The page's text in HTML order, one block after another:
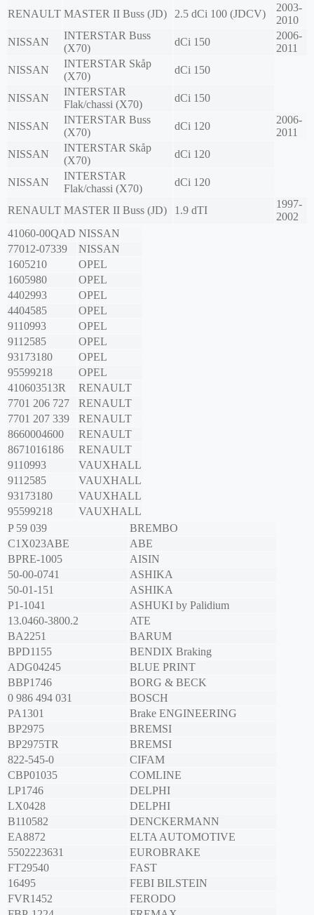
RENAULT MASTER II Buss (JD) 2.5 dCi 100 (JDCV)
2003-
2010
NISSAN
INTERSTAR Buss
(X70)
dCi 150
2006-
2011
NISSAN
INTERSTAR Skåp
(X70)
dCi 150
NISSAN
INTERSTAR
Flak/chassi (X70)
dCi 150
NISSAN
INTERSTAR Buss
(X70)
dCi 120
2006-
2011
NISSAN
INTERSTAR Skåp
(X70)
dCi 120
NISSAN
INTERSTAR
Flak/chassi (X70)
dCi 120
RENAULT MASTER II Buss (JD) 1.9 dTI
1997-
2002
41060-00QAD NISSAN
77012-07339
NISSAN
1605210
OPEL
1605980
OPEL
4402993
OPEL
4404585
OPEL
9110993
OPEL
9112585
OPEL
93173180
OPEL
95599218
OPEL
410603513R
RENAULT
7701 206 727
RENAULT
7701 207 339
RENAULT
8660004600
RENAULT
8671016186
RENAULT
9110993
VAUXHALL
9112585
VAUXHALL
93173180
VAUXHALL
95599218
VAUXHALL
P 59 039
BREMBO
C1X023ABE
ABE
BPRE-1005
AISIN
50-00-0741
ASHIKA
50-01-151
ASHIKA
P1-1041
ASHUKI by Palidium
13.0460-3800.2
ATE
BA2251
BARUM
BPD1155
BENDIX Braking
ADG04245
BLUE PRINT
BBP1746
BORG & BECK
0 986 494 031
BOSCH
PA1301
Brake ENGINEERING
BP2975
BREMSI
BP2975TR
BREMSI
822-545-0
CIFAM
CBP01035
COMLINE
LP1746
DELPHI
LX0428
DELPHI
B110582
DENCKERMANN
EA8872
ELTA AUTOMOTIVE
5502223631
EUROBRAKE
FT29540
FAST
16495
FEBI BILSTEIN
FVR1452
FERODO